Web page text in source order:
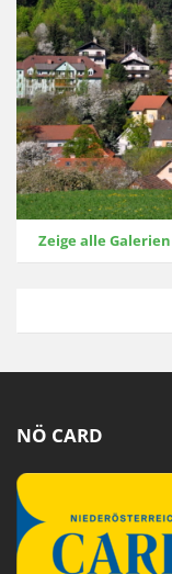
Zeige alle Galerien
NÖ CARD